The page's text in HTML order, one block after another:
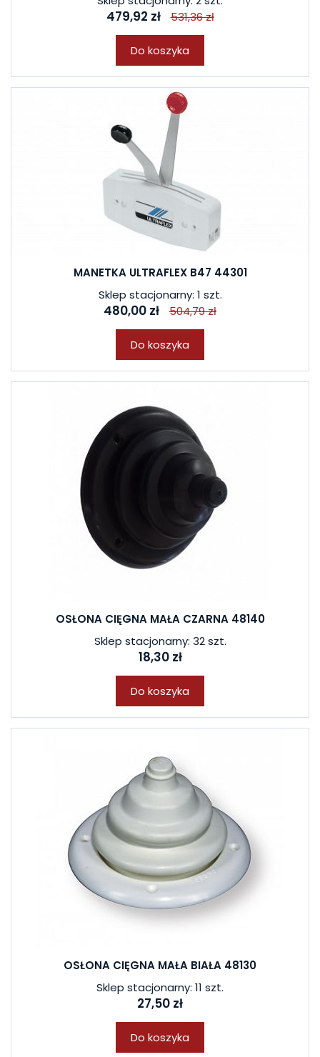
479,92 zł 531,36 zł
Do koszyka
MANETKA ULTRAFLEX B47 44301
Sklep stacjonarny: 1 szt.
480,00 zł 504,79 zł
Do koszyka
OSŁONA CIĘGNA MAŁA CZARNA 48140
Sklep stacjonarny: 32 szt.
18,30 zł
Do koszyka
OSŁONA CIĘGNA MAŁA BIAŁA 48130
Sklep stacjonarny: 11 szt.
27,50 zł
Do koszyka